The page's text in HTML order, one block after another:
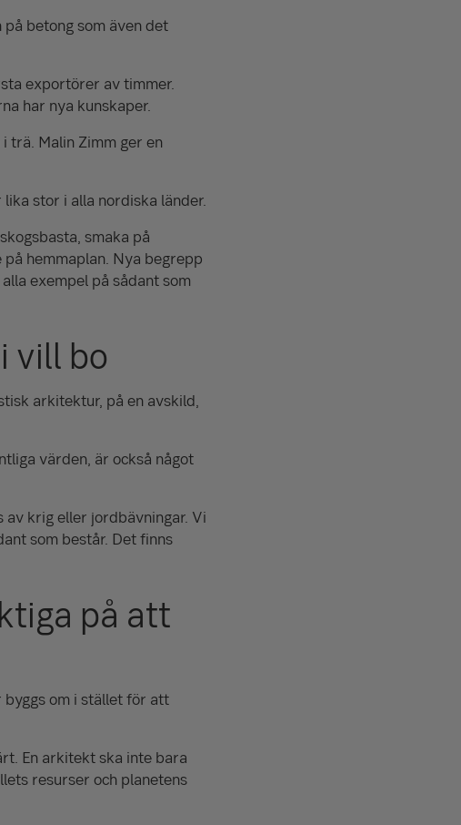
betong som även det
exportörer av timmer.
har nya kunskaper.
trä. Malin Zimm ger en
stor i alla nordiska länder.
smaka på
hemmaplan. Nya begrepp
exempel på sådant som
vill bo
arkitektur, på en avskild,
värden, är också något
krig eller jordbävningar. Vi
som består. Det finns
på att
byggs om i stället för att
En arkitekt ska inte bara
resurser och planetens